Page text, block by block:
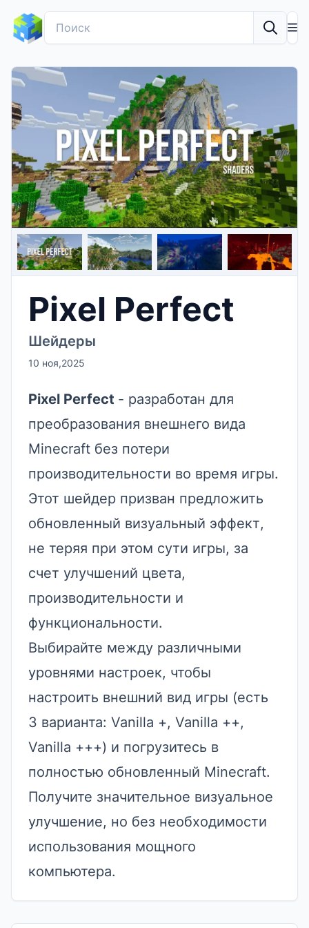
Pixel Perfect
Шейдеры
10 ноя,2025
Pixel Perfect - разработан для
преобразования внешнего вида
Minecraft без потери
производительности во время игры.
Этот шейдер призван предложить
обновленный визуальный эффект,
не теряя при этом сути игры, за
счет улучшений цвета,
производительности и
функциональности.
Выбирайте между различными
уровнями настроек, чтобы
настроить внешний вид игры (есть
3 варианта: Vanilla +, Vanilla ++,
Vanilla +++) и погрузитесь в
полностью обновленный Minecraft.
Получите значительное визуальное
улучшение, но без необходимости
использования мощного
компьютера.